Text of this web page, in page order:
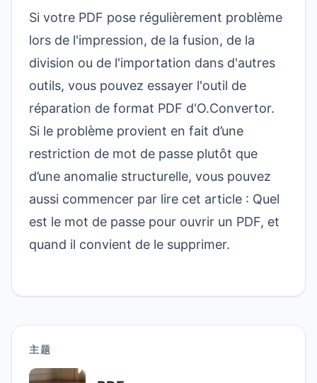
Si votre PDF pose régulièrement problème
lors de l'impression, de la fusion, de la
division ou de l'importation dans d'autres
outils, vous pouvez essayer l'outil de
réparation de format PDF d'O.Convertor.
Si le problème provient en fait d’une
restriction de mot de passe plutôt que
d’une anomalie structurelle, vous pouvez
aussi commencer par lire cet article : Quel
est le mot de passe pour ouvrir un PDF, et
quand il convient de le supprimer.
主题